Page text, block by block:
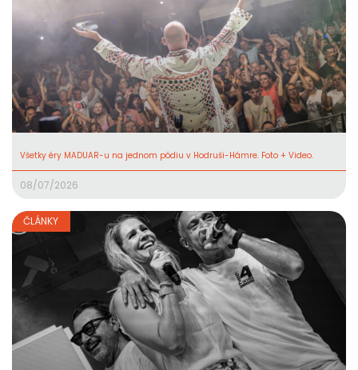
Všetky éry MADUAR-u na jednom pódiu v Hodruši-Hámre. Foto + Video.
08/07/2026
ČLÁNKY